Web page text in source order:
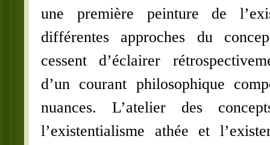
une première peinture de
différentes approches du
cessent d’éclairer
d’un courant philosophique
nuances. L’atelier des
l’existentialisme athée et